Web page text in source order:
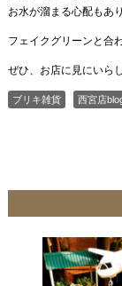
お水が溜まる心配もあ
フェイクグリーンと合
ぜひ、お店に見にいら
ブリキ雑貨 西宮店